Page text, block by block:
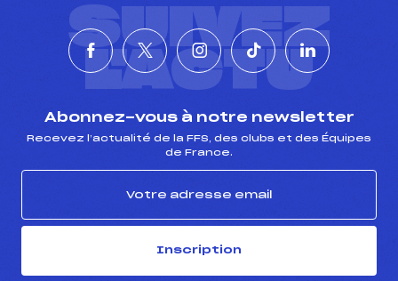
SUIVEZ
L'ACTU
Abonnez-vous à notre newsletter
Recevez l’actualité de la FFS, des clubs et des Équipes
de France.
Inscription